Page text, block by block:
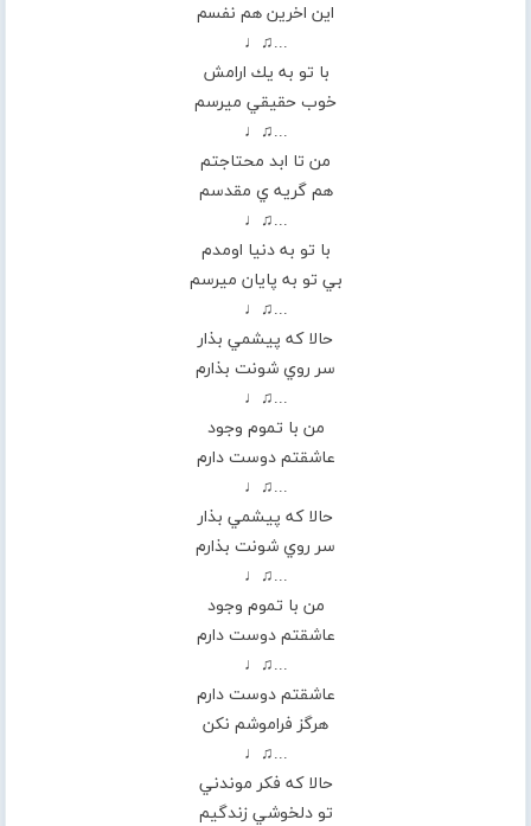
اين اخرين هم نفسم
...♫♩
با تو به يك ارامش
خوب حقيقي ميرسم
...♫♩
من تا ابد محتاجتم
هم گريه ي مقدسم
...♫♩
با تو به دنيا اومدم
بي تو به پايان ميرسم
...♫♩
حالا كه پيشمي بذار
سر روي شونت بذارم
...♫♩
من با تموم وجود
عاشقتم دوست دارم
...♫♩
حالا كه پيشمي بذار
سر روي شونت بذارم
...♫♩
من با تموم وجود
عاشقتم دوست دارم
...♫♩
عاشقتم دوست دارم
هرگز فراموشم نكن
...♫♩
حالا كه فكر موندني
تو دلخوشي زندگيم